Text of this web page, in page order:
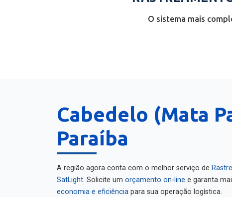
O sistema mais
Cabedelo (Mata
Paraíba
A região agora conta com o melhor serviço de
SatLight
. Solicite um orçamento on-line
e garanta
economia e eficiência
para sua operação logística.